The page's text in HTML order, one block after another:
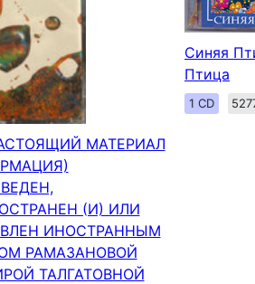
МАТЕРИАЛ
(И) ИЛИ
ИНОСТРАННЫМ
РАМАЗАНОВОЙ
ТАЛГАТОВНОЙ
Синяя
Птица
1 CD